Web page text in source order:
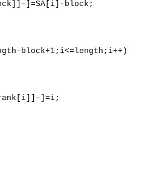
block;
block+1;i<=length;i++)